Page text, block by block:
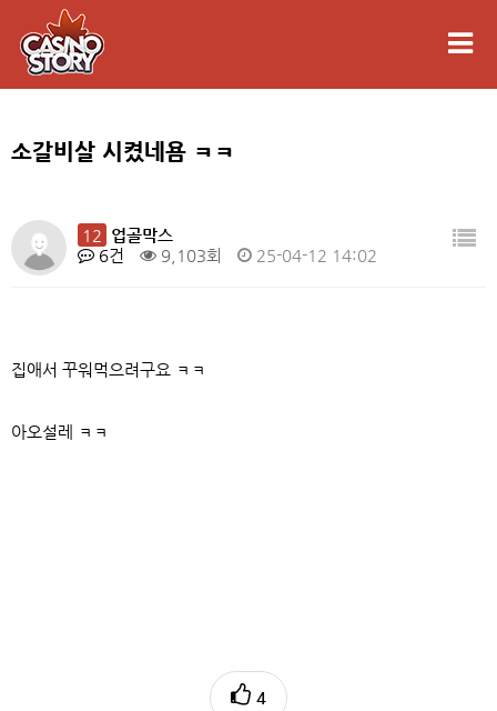
소갈비살 시켰네욤 ㅋㅋ
12 업골막스
6건
9,103회 25-04-12 14:02
집애서 꾸워먹으려구요 ㅋㅋ
아오설레 ㅋㅋ
4